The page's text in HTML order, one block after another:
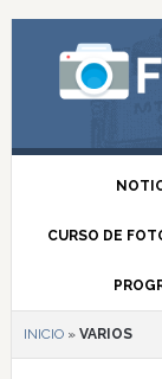
CURSO DE
INICIO» VARIOS